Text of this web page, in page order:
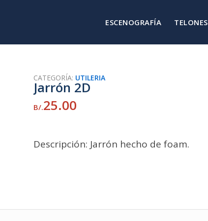
ESCENOGRAFÍA TELONES
CATEGORÍA: UTILERIA
Jarrón 2D
B/.25.00
Descripción: Jarrón hecho de foam.